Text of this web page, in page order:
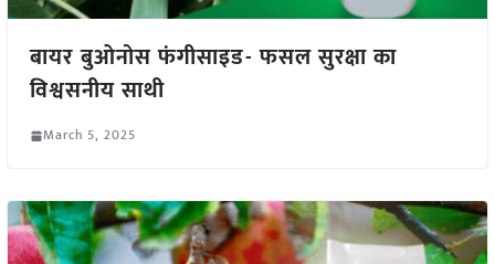
बायर बुओनोस फंगीसाइड- फसल सुरक्षा का
विश्वसनीय साथी
March 5, 2025